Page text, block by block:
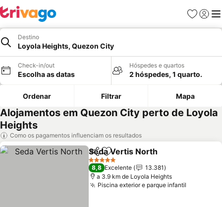
Favoritos
Iniciar
Destino
Loyola Heights, Quezon City
Check-in/out
Escolha as datas
Hóspedes e quartos
2 hóspedes, 1 quarto.
Ordenar Filtrar Mapa
Alojamentos em Quezon City perto de Loyola
Heights
Como os pagamentos influenciam os resultados
PartilharAdicionar aos favoritos
Seda Vertis North
5 Estrelas
8,8 Excelente
13.381
a 3.9 km de Loyola Heights
Piscina exterior e parque infantil